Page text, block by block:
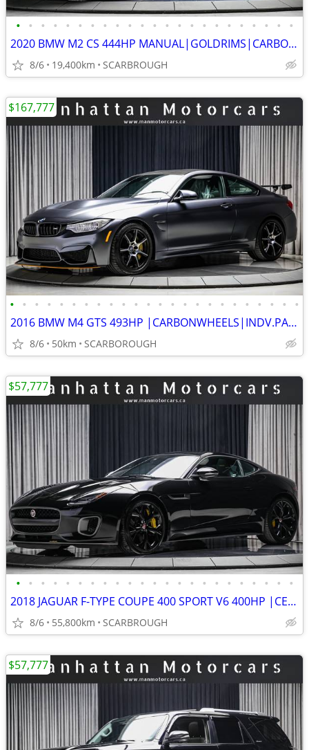
• • • • • • • • • • • • • • • • • • • • • • •
2020 BMW M2 CS 444HP MANUAL|GOLDRIMS|CARBONROOF|CUSTOMEXHAUST|RARE
8/6 19,400km SCARBROUGH
• • • • • • • • • • • • • • • • • • • • • • • •
2016 BMW M4 GTS 493HP |CARBONWHEELS|INDV.PAINT|RARE|ALMOSTNEW|PRISTINE
8/6 50km SCARBOROUGH
$167,777
• • • • • • • • • • • • • • • • • • • • • • •
2018 JAGUAR F-TYPE COUPE 400 SPORT V6 400HP |CERAMICBRAKES|RARESPEC
8/6 55,800km SCARBROUGH
$57,777
$57,777